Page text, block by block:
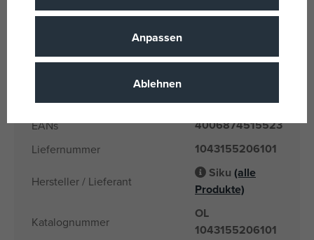
Name der Marke Siku
Herkunftsland CN
EANs 4006874515523
Liefernummer 1043155206101
Hersteller / Lieferant
Siku (alle
Produkte)
Katalognummer
OL
1043155206101
Anpassen
Ablehnen